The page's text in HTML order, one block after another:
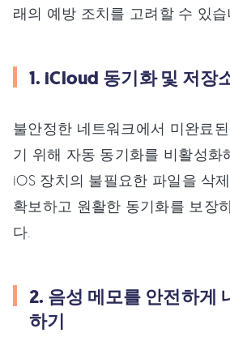
래의 예방 조치를 고려할 수 있습
1. iCloud 동기화 및 저장
불안정한 네트워크에서 미완료
기 위해 자동 동기화를 비활성화
iOS 장치의 불필요한 파일을 삭
확보하고 원활한 동기화를 보장
다.
2. 음성 메모를 안전하게
하기